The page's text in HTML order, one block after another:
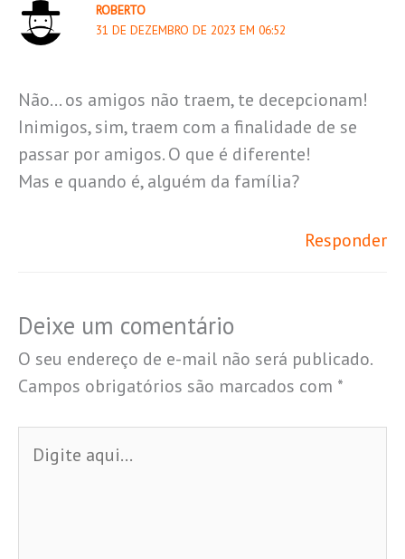
ROBERTO
31 DE DEZEMBRO DE 2023 EM 06:52
Não… os amigos não traem, te decepcionam!
Inimigos, sim, traem com a finalidade de se
passar por amigos. O que é diferente!
Mas e quando é, alguém da família?
Responder
Deixe um comentário
O seu endereço de e-mail não será publicado.
Campos obrigatórios são marcados com *
aqui...